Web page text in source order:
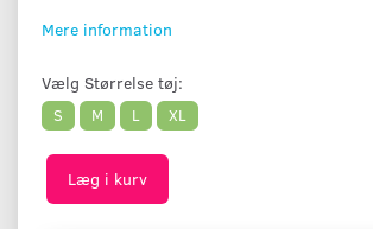
Mere information
Vælg Størrelse tøj:
S M L XL
Læg i kurv